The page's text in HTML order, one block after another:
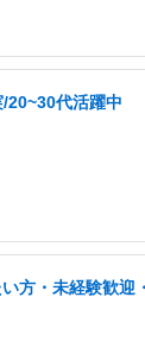
20~30代活躍中
方・未経験歓迎